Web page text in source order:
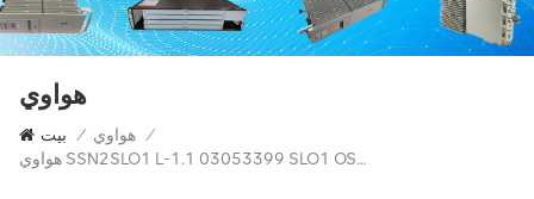
هواوي
بيت / هواوي /
هواوي SSN2SLO1 L-1.1 03053399 SLO1 OSN 2500 OSN2500 SSN2SL01 SL01 STM-1 لوحة الواجهة البصرية